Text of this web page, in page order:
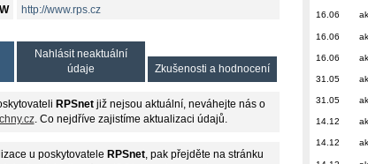
http://www.rps.cz
Nahlásit neaktuální
údaje
Zkušenosti a hodnocení
RPSnetjiž nejsou aktuální, neváhejte nás o
. Co nejdříve zajistíme aktualizaci údajů.
u poskytovatele RPSnet, pak přejděte na stránku
16.06
16.06
16.06
31.05
31.05
14.12
14.12